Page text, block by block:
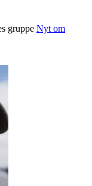
gruppe Nyt om